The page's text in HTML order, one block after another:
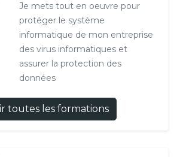
Je mets tout en oeuvre pour
protéger le système
informatique de mon entreprise
des virus informatiques et
assurer la protection des
données
toutes les formations